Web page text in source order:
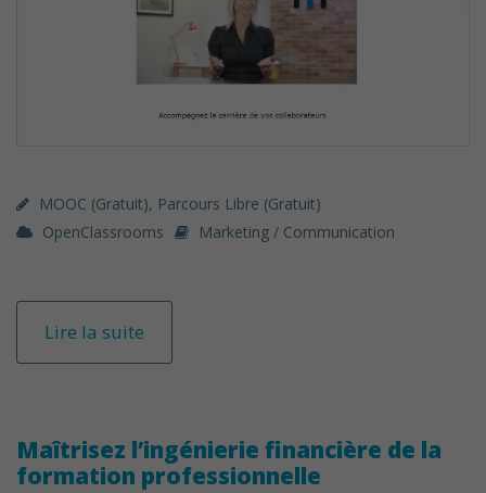
MOOC (gratuit), Parcours Libre (gratuit)
OpenClassrooms
Marketing / Communication
Lire la suite
Maîtrisez l’ingénierie financière de la
formation professionnelle